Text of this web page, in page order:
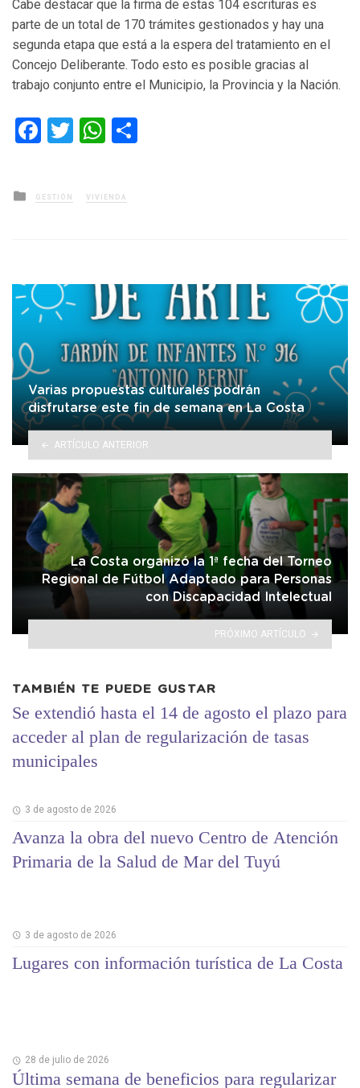
Cabe destacar que la firma de estas 104 escrituras es
parte de un total de 170 trámites gestionados y hay una
segunda etapa que está a la espera del tratamiento en el
Concejo Deliberante. Todo esto es posible gracias al
trabajo conjunto entre el Municipio, la Provincia y la Nación.
Facebook
TwitterWhatsApp
Posted
in
GESTIÓN VIVIENDA
Varias propuestas culturales podrán
disfrutarse este fin de semana en La Costa
ARTÍCULO ANTERIOR
La Costa organizó la 1ª fecha del Torneo
Regional de Fútbol Adaptado para Personas
con Discapacidad Intelectual
PRÓXIMO ARTÍCULO
TAMBIÉN TE PUEDE GUSTAR
Se extendió hasta el 14 de agosto el plazo para
acceder al plan de regularización de tasas
municipales
3 de agosto de 2026
Avanza la obra del nuevo Centro de Atención
Primaria de la Salud de Mar del Tuyú
3 de agosto de 2026
Lugares con información turística de La Costa
28 de julio de 2026
Última semana de beneficios para regularizar